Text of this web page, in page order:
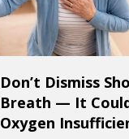
Don’t Dismiss
Breath — It
Oxygen